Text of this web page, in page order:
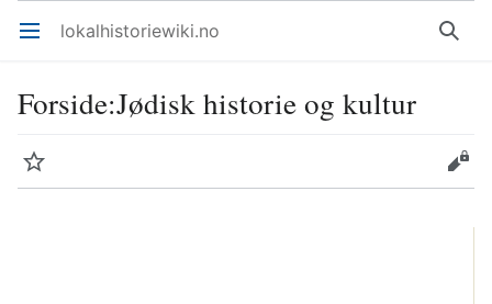
Åpne hovedmenyen lokalhistoriewiki.no Søk
Forside:Jødisk historie og kultur
Overvåk Rediger